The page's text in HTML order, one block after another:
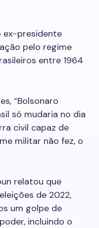
ex-presidente
pelo regime
entre 1964
“Bolsonaro
só mudaria no dia
civil capaz de
militar não fez, o
relatou que
de 2022,
um golpe de
incluindo o